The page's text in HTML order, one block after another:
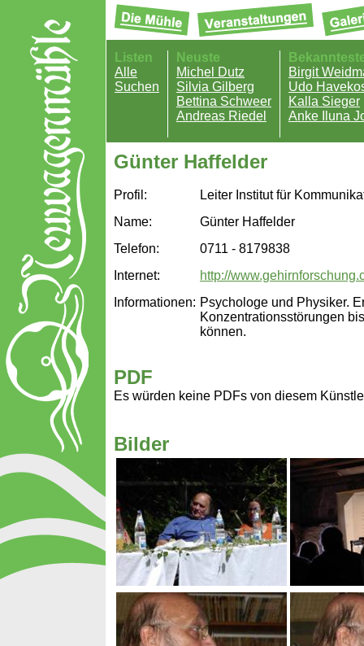
Listen
Alle
Suchen
Neuste
Michel Dutz
Silvia Gilberg
Bettina Schweer
Andreas Riedel
Birgit
Udo
Kalla Sieger
Anke Iluna
Günter Haffelder
Profil:
Leiter Institut für
Name:
Günter Haffelder
Telefon:
0711 - 8179838
Internet:
http://
Informationen: Psychologe und Physiker.
Konzentrationsstörungen
können.
PDF
Es würden keine PDFs von diesem
Bilder